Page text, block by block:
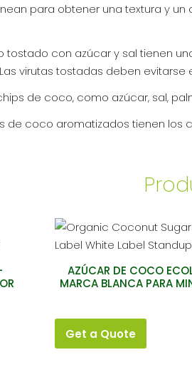
para obtener una textura y
con azúcar y sal tienen
virutas tostadas deben
de coco, como azúcar, sal,
coco aromatizados tienen los
AZÚCAR DE COCO
MARCA BLANCA PARA
Get a Quote